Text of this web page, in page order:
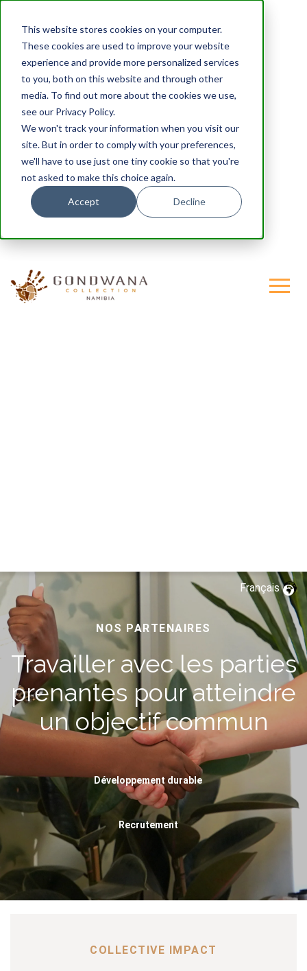
This website stores cookies on your computer.
These cookies are used to improve your website
experience and provide more personalized services
to you, both on this website and through other
media. To find out more about the cookies we use,
see our Privacy Policy.
We won't track your information when you visit our
site. But in order to comply with your preferences,
we'll have to use just one tiny cookie so that you're
not asked to make this choice again.
Accept Decline
Français
NOS PARTENAIRES
Travailler avec les parties
prenantes pour atteindre
un objectif commun
Développement durable
Recrutement
COLLECTIVE IMPACT